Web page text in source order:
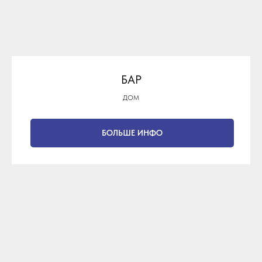
БАР
ДОМ
БОЛЬШЕ ИНФО